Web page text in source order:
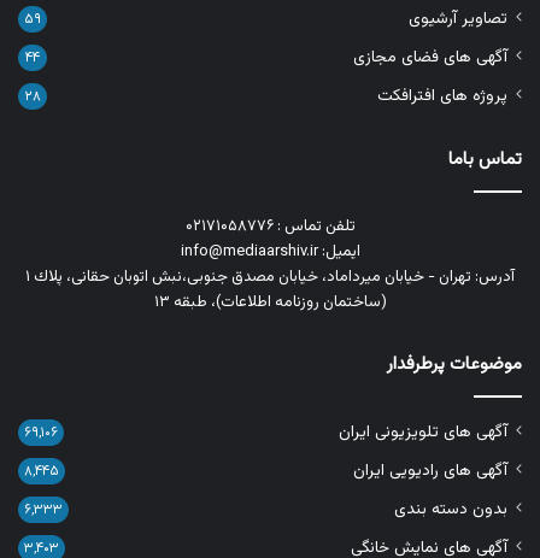
تصاویر آرشیوی ۵۹
آگهی های فضای مجازی ۴۴
پروژه های افترافکت ۲۸
تماس باما
تلفن تماس : ۰۲۱۷۱۰۵۸۷۷۶
ایمیل: info@mediaarshiv.ir
آدرس: تهران - خیابان میرداماد، خیابان مصدق جنوبی،نبش اتوبان حقانی، پلاك ١
(ساختمان روزنامه اطلاعات)، طبقه ۱۳
موضوعات پرطرفدار
آگهی های تلویزیونی ایران ۶۹,۱۰۶
آگهی های رادیویی ایران ۸,۴۴۵
بدون دسته بندی ۶,۳۳۳
آگهی های نمایش خانگی ۳,۴۰۳